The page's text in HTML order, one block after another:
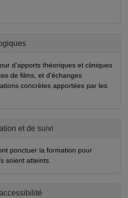
d'apports théoriques et cliniques
de films, et d'échanges
concrètes apportées par les
et de suivi
ponctuer la formation pour
soient atteints.